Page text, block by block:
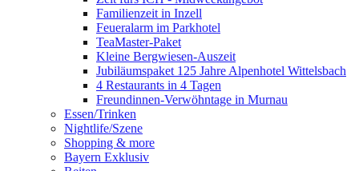
Familienzeit in Inzell
Feueralarm im Parkhotel
TeaMaster-Paket
Kleine Bergwiesen-Auszeit
Jubiläumspaket 125 Jahre Alpenhotel Wittelsbach
4 Restaurants in 4 Tagen
Freundinnen-Verwöhntage in Murnau
Essen/Trinken
Nightlife/Szene
Shopping & more
Bayern Exklusiv